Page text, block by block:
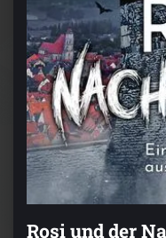
Rosi und der